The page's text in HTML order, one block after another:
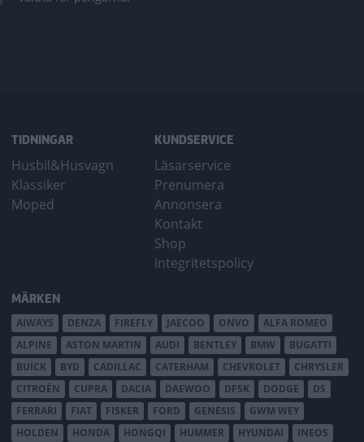
TIDNINGAR
Husbil&Husvagn
Klassiker
Moped
KUNDSERVICE
Läsarservice
Prenumera
Annonsera
Kontakt
Shop
Integritetspolicy
MÄRKEN
AIWAYS DENZA FIREFLY JAECOO ONVO
ALFA ROMEO
ALPINE
ASTON MARTIN AUDI BENTLEY BMW
BUGATTI
BUICK
BYD CADILLAC CATERHAM CHEVROLET
CHRYSLER
CITROËN
CUPRA DACIA DAEWOO DFSK DODGE
DS
FERRARI
FIAT FISKER FORD GENESIS
GWM WEY
HOLDEN
HONDA HONGQI HUMMER HYUNDAI INEOS